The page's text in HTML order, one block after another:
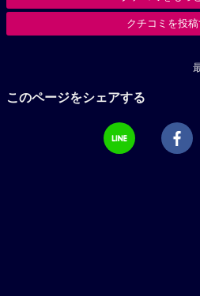
クチコミを投
このページをシェアする